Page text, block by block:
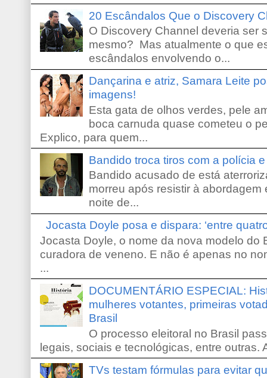
20 Escândalos Que o Discovery
O Discovery Channel deveria ser
mesmo? Mas atualmente o que
escândalos envolvendo o...
Dançarina e atriz, Samara Leite
imagens!
Esta gata de olhos verdes, pele
boca carnuda quase cometeu o
Explico, para quem...
Bandido troca tiros com a polícia
Bandido acusado de está
morreu após resistir à
noite de...
Jocasta Doyle posa e dispara: ‘entre
Jocasta Doyle, o nome da nova modelo do
curadora de veneno. E não é apenas no
...
DOCUMENTÁRIO ESPECIAL:
mulheres votantes, primeiras
Brasil
O processo eleitoral no Brasil
legais, sociais e tecnológicas, entre outras.
TVs testam fórmulas para evitar